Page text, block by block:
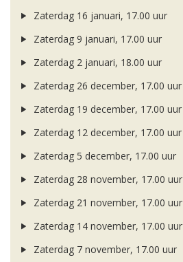
Zaterdag 16 januari, 17.00 uur
Zaterdag 9 januari, 17.00 uur
Zaterdag 2 januari, 18.00 uur
Zaterdag 26 december, 17.00 uur
Zaterdag 19 december, 17.00 uur
Zaterdag 12 december, 17.00 uur
Zaterdag 5 december, 17.00 uur
Zaterdag 28 november, 17.00 uur
Zaterdag 21 november, 17.00 uur
Zaterdag 14 november, 17.00 uur
Zaterdag 7 november, 17.00 uur